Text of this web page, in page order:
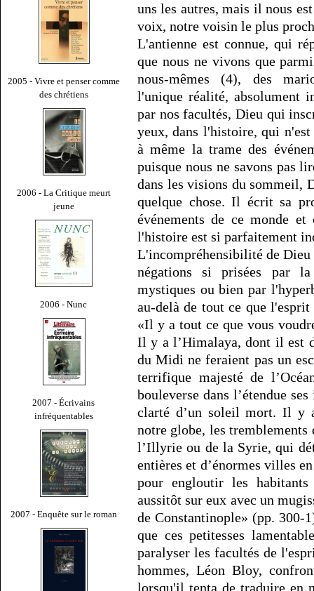
2005 - Vivre et penser comme
des chrétiens
2006 - La Critique meurt
jeune
2006 - Nunc
2007 - Écrivains
infréquentables
2007 - Enquête sur le roman
uns les autres, mais il nous
voix, notre voisin le plus
L'antienne est connue, qui
que nous ne vivons que
nous-mêmes (4), des
l'unique réalité, absolument
par nos facultés, Dieu qui
yeux, dans l'histoire, qui
à même la trame des
puisque nous ne savons pas
dans les visions du sommeil,
quelque chose. Il écrit sa
événements de ce monde
l'histoire est si parfaitement
L'incompréhensibilité de Dieu
négations si prisées par la
mystiques ou bien par
au-delà de tout ce que
«Il y a tout ce que vous
Il y a l’Himalaya, dont il est
du Midi ne feraient pas un
terrifique majesté de
bouleverse dans l’étendue
clarté d’un soleil mort. Il y
notre globe, les
l’Illyrie ou de la Syrie, qui
entières et d’énormes villes
pour engloutir les
aussitôt sur eux avec un
de Constantinople» (pp.
que ces petitesses
paralyser les facultés de
hommes, Léon Bloy,
lorsqu'il tenta de traduire en